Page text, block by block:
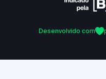
Desenvolvido com